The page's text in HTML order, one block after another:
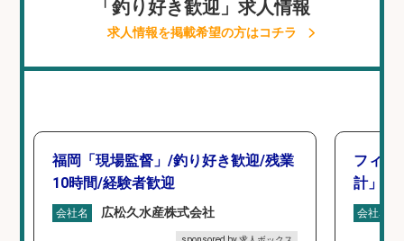
「釣り好き歓迎」求人情報
求人情報を掲載希望の方はコチラ
福岡「現場監督」/釣り好き歓迎/残業
10時間/経験者歓迎
会社名 広松久水産株式会社
フィッ
計」
会社名